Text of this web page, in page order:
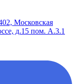
Московская
д.15 пом. А.3.1